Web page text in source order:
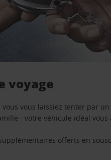
voyage
vous laissiez tenter par
- votre véhicule idéal vous
offerts en